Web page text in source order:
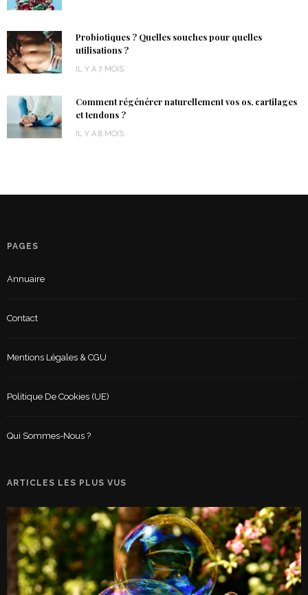
Probiotiques ? Quelles souches pour quelles
utilisations ?
IL Y A 7 MOIS
Comment régénérer naturellement vos os, cartilages
et tendons ?
IL Y A 8 MOIS
PAGES
Annuaire
Contact
Mentions Légales & CGU
Politique De Cookies (UE)
Qui Sommes-Nous ?
ARTICLES LES PLUS VUS